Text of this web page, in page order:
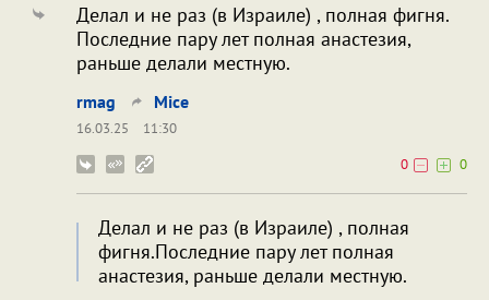
Делал и не раз (в Израиле) , полная фигня.
Последние пару лет полная анастезия,
раньше делали местную.
rmag Mice
16.03.25
11:30
0
0
Делал и не раз (в Израиле) , полная
фигня.Последние пару лет полная
анастезия, раньше делали местную.